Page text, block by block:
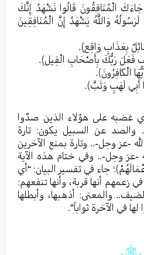
جَاءَكَ الْمُنَافِقُونَ قَالُوا نَشْهَدُ إِنَّكَ
وَاللَّهُ يَشْهَدُ إِنَّ الْمُنَافِقِينَ
غضبه على هؤلاء الذين صدّوا
عن السبيل يكون: تارة
-عز وجل-.. وتارة بمنع الآخرين
-عز وجل-.. وفي ختام هذه الآية
جاء في تفسير البيان: “أي
زعمهم أنها قربة، وأنها تنفعهم:
والمعنى: أذهبها، وأبطلها
في الآخرة ثواباً”.